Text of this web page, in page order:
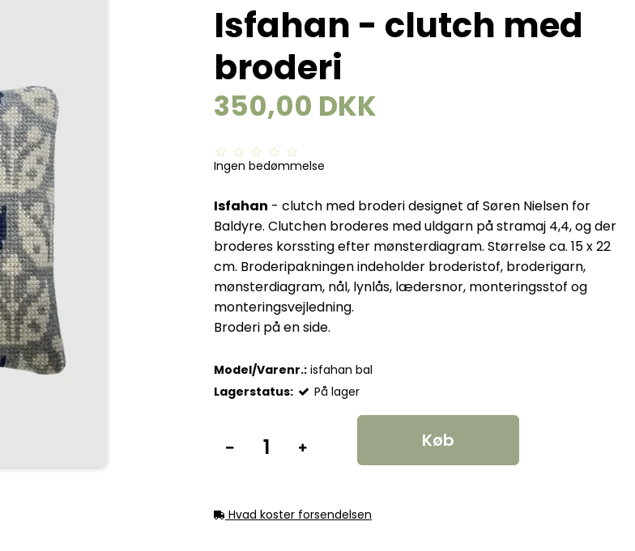
Isfahan - clutch med
broderi
350,00 DKK
Ingen bedømmelse
Isfahan - clutch med broderi designet af Søren Nielsen for
Baldyre. Clutchen broderes med uldgarn på stramaj 4,4, og der
broderes korssting efter mønsterdiagram. Størrelse ca. 15 x 22
cm. Broderipakningen indeholder broderistof, broderigarn,
mønsterdiagram, nål, lynlås, lædersnor, monteringsstof og
monteringsvejledning.
Broderi på en side.
Model/Varenr.: isfahan bal
Lagerstatus:
På lager
Køb
Hvad koster forsendelsen